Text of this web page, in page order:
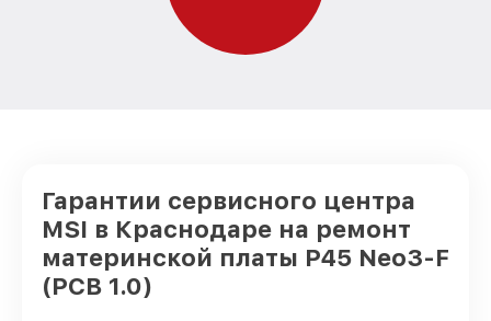
Гарантии сервисного центра
MSI в Краснодаре на ремонт
материнской платы P45 Neo3-F
(PCB 1.0)